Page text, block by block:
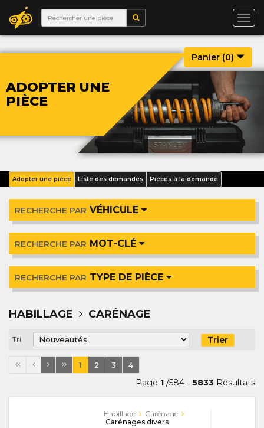
Panier (0)
ADOPTER UNE
PIÈCE
Adopter une pièce Liste des demandes Pièces à la demande
RECHERCHE PAR VÉHICULE
RECHERCHE PAR MOT-CLÉ
RECHERCHE PAR TYPE DE PIÈCE
HABILLAGE CARÉNAGE
Tri Trier
1 2 3 4
Page 1 /584 - 5833 Résultats
Habillage
Carénage
Carénages divers